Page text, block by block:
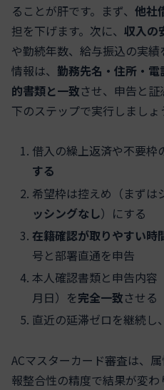
ることが肝です。まず、 他社
担を下げます。次に、 収入の
や勤続年数、給与振込の実
情報は、 勤務先名・住所・
的書類と一致させ、申告と
下のステップで実行しましょ
借入の繰上返済や不要枠
する
希望枠は控えめ（まずは
ッシングなし）にする
在籍確認が取りやすい時
号と部署直通を申告
本人確認書類と申告内容
月日）を完全一致させる
直近の延滞ゼロを継続し、
ACマスターカード審査は、
報整合性の精度で結果が変